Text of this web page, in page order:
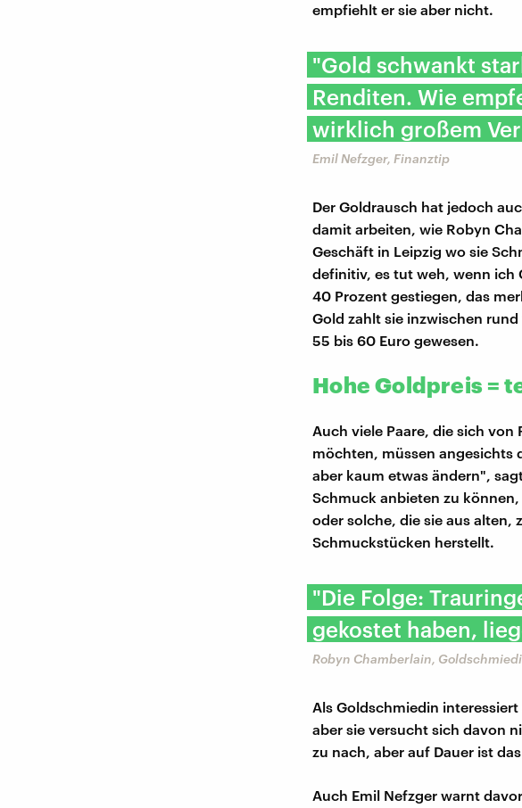
empfiehlt er sie aber nicht.
"Gold schwankt
Renditen. Wie
wirklich großem
Emil Nefzger, Finanztip
Der Goldrausch hat jedoch
damit arbeiten, wie Robyn
Geschäft in Leipzig wo sie
definitiv, es tut weh, wenn ich
40 Prozent gestiegen, das
Gold zahlt sie inzwischen
55 bis 60 Euro gewesen.
Hohe Goldpreis =
Auch viele Paare, die sich
möchten, müssen angesichts
aber kaum etwas ändern",
Schmuck anbieten zu
oder solche, die sie aus alten,
Schmuckstücken herstellt.
"Die Folge:
gekostet haben,
Robyn Chamberlain,
Als Goldschmiedin
aber sie versucht sich davon
zu nach, aber auf Dauer ist
Auch Emil Nefzger warnt